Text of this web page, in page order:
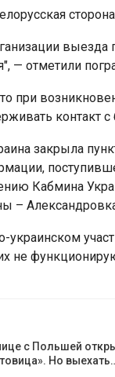
выезда
— отметили
при
контакт
закрыла
Кабмина
–
украинском
не
с Польшей
Но